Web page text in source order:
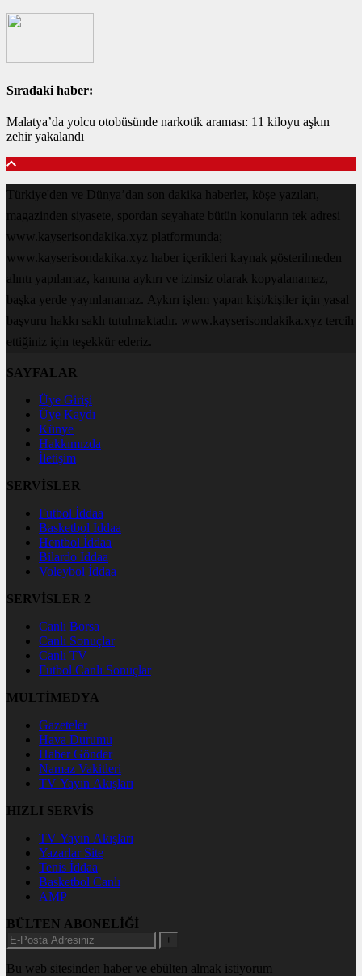
Sıradaki haber:
Malatya’da yolcu otobüsünde narkotik araması: 11 kiloyu aşkın
zehir yakalandı
Türkiye'den ve Dünya’dan son dakika haberler, köşe yazıları,
magazinden siyasete, spordan seyahate bütün konuların tek adresi
www.kayserisondakika.xyz platformunda;
www.kayserisondakika.xyz haber içerikleri kaynak gösterilmeden
alıntı yapılamaz, kanuna aykırı ve izinsiz olarak kopyalanamaz,
başka yerde yayınlanamaz. Aykırı işlem yapan kişi/kişiler için yasal
başvuru hakkı saklı tutulmaktadır. www.kayserisondakika.xyz tercih
ettiğiniz için teşekkür ederiz.
SAYFALAR
Üye Girişi
Üye Kaydı
Künye
Hakkımızda
İletişim
SERVİSLER
Futbol İddaa
Basketbol İddaa
Hentbol İddaa
Bilardo İddaa
Voleybol İddaa
SERVİSLER 2
Canlı Borsa
Canlı Sonuçlar
Canlı TV
Futbol Canlı Sonuçlar
MULTİMEDYA
Gazeteler
Hava Durumu
Haber Gönder
Namaz Vakitleri
TV Yayın Akışları
HIZLI SERVİS
TV Yayın Akışları
Yazarlar Site
Tenis İddaa
Basketbol Canlı
AMP
BÜLTEN ABONELİĞİ
+
Bu web sitesinden haber ve ebülten almak istiyorum